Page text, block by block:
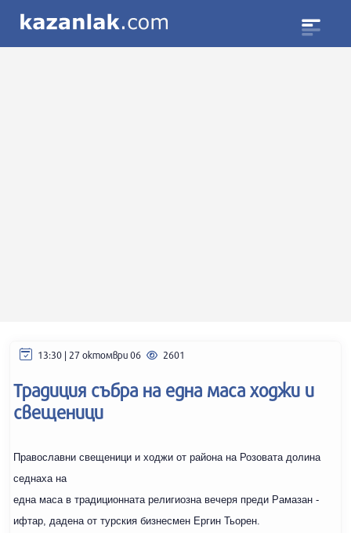
13:30 | 27 октомври 06 2601
Традиция събра на една маса ходжи и
свещеници
Православни свещеници и ходжи от района на Розовата долина
седнаха на
една маса в традиционната религиозна вечеря преди Рамазан -
ифтар, дадена от турския бизнесмен Ергин Тьорен.